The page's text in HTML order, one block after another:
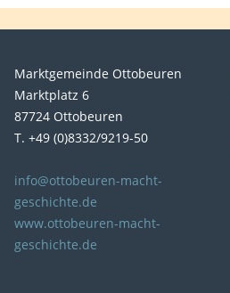
Marktgemeinde Ottobeuren
Marktplatz 6
87724 Ottobeuren
T. +49 (0)8332/9219-50
info@ottobeuren-macht-
geschichte.de
www.ottobeuren-macht-
geschichte.de